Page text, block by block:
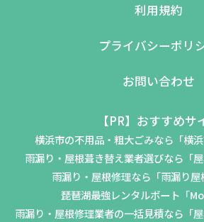
利用規約
プライバシーポリ
お問い合わせ
【PR】おすすめサ
横浜市の不用品・粗大ごみなら「横浜
雨漏り・屋根葺き替え業者選びなら「屋
雨漏り・屋根修理なら「雨漏り屋
琵琶湖最強レンタルボート「
雨漏り・屋根修理業者の一括見積なら「